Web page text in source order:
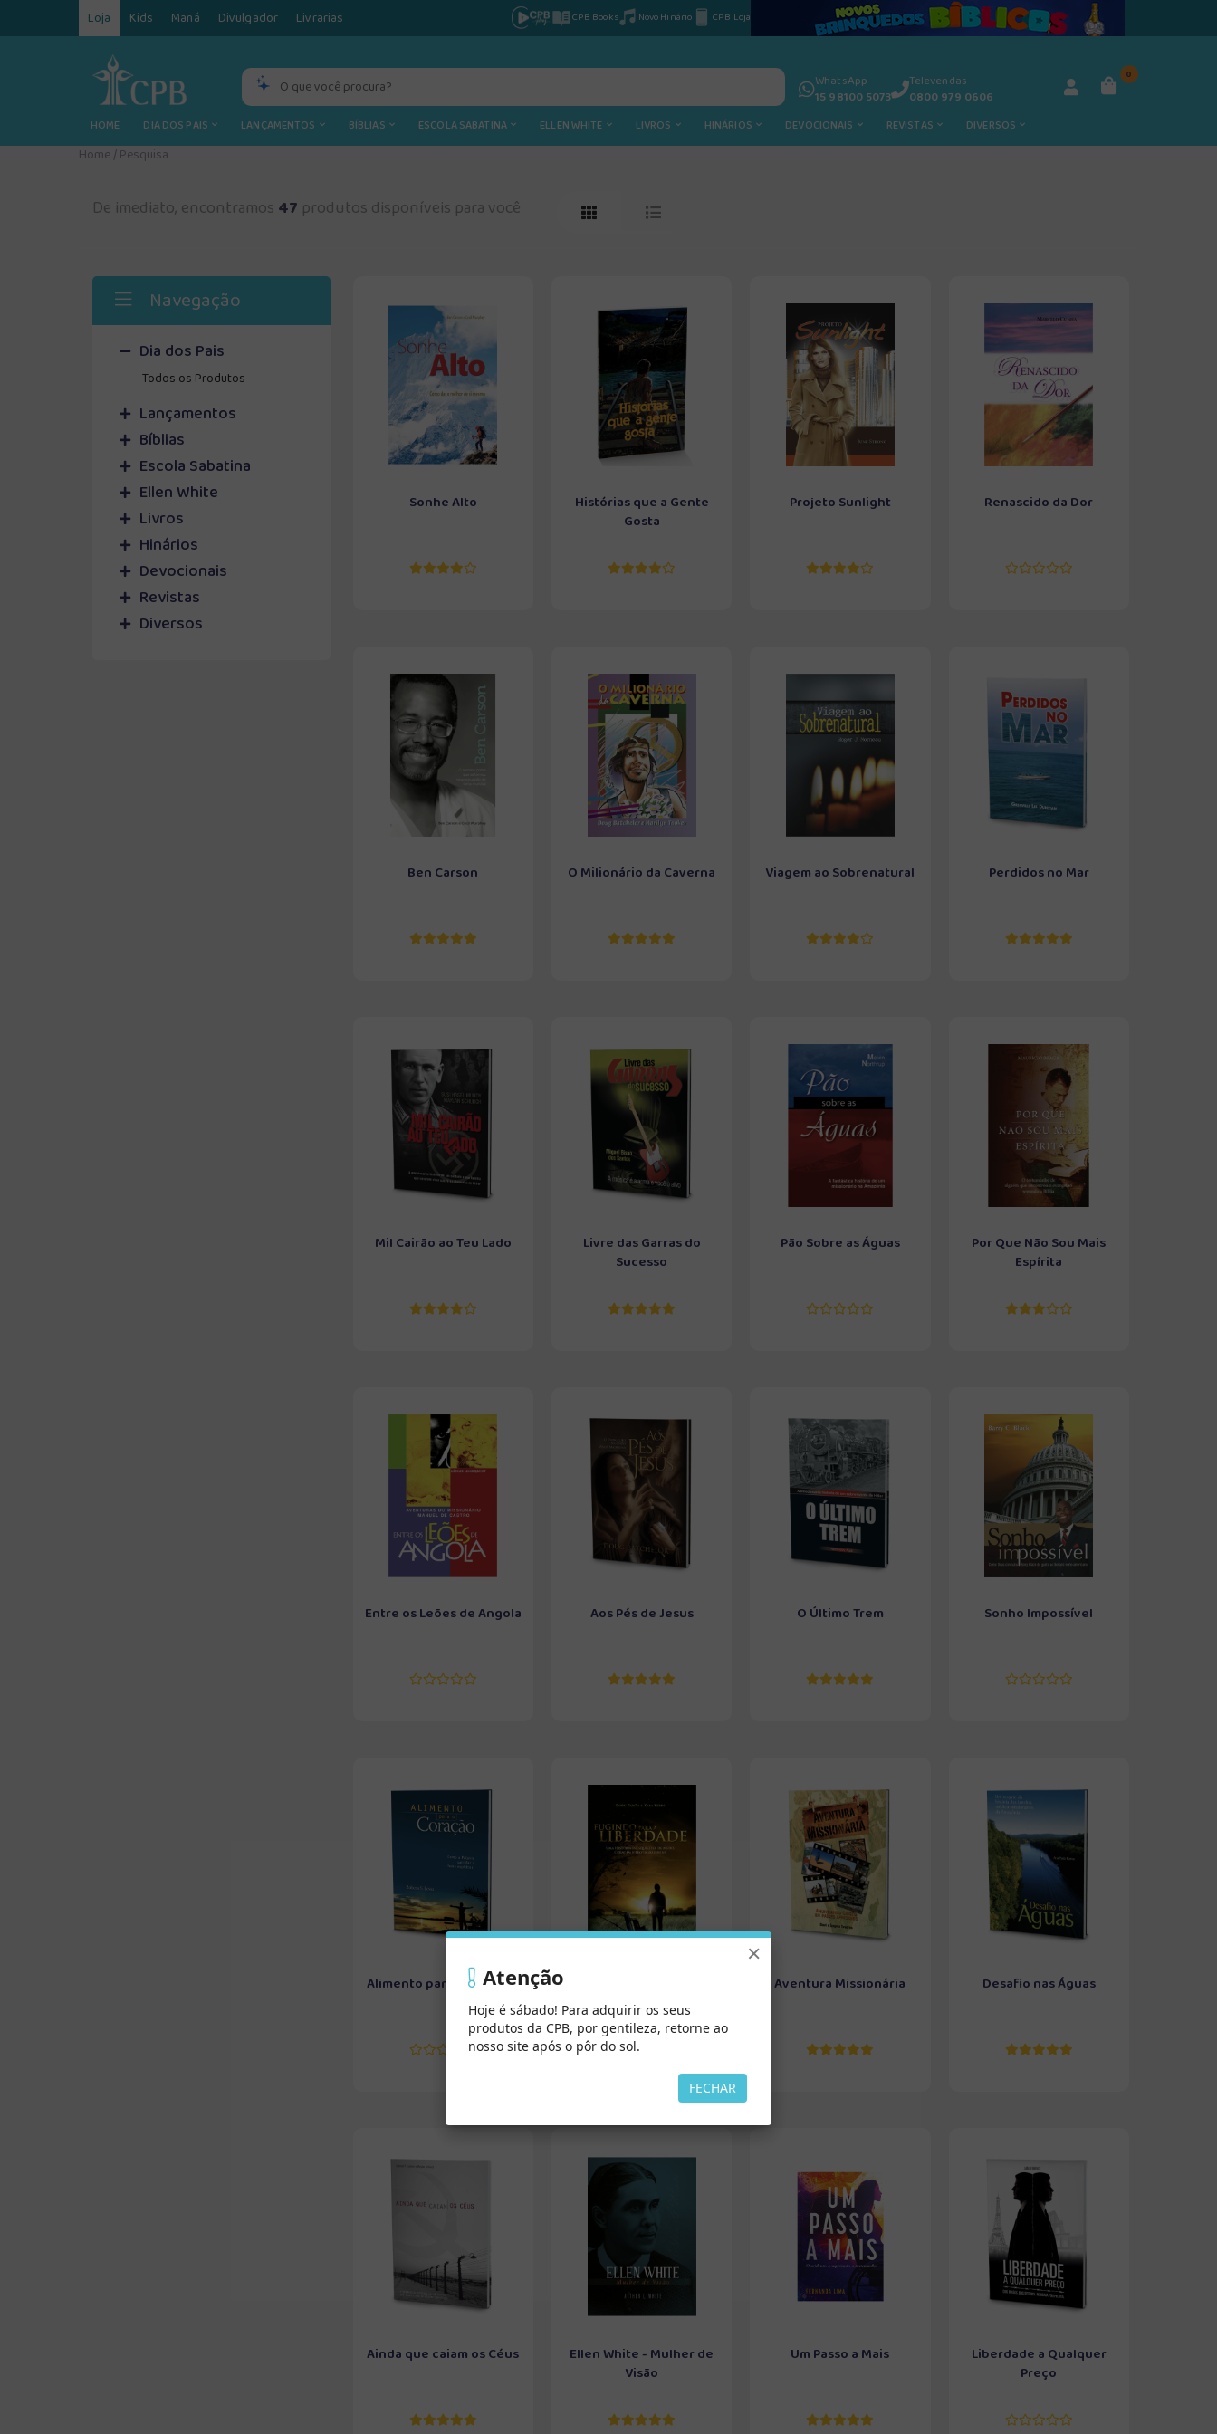
Loja Kids Maná Divulgador Livrarias CPB Books Novo Hinário CPB Loja
WhatsApp
15 98100 5073
Televendas
0800 979 0606
0
HOME DIA DOS PAIS LANÇAMENTOS BÍBLIAS ESCOLA SABATINA ELLEN WHITE LIVROS HINÁRIOS DEVOCIONAIS REVISTAS DIVERSOS
Home /Pesquisa
De imediato, encontramos 47 produtos disponíveis para você
Navegação
Dia dos Pais
Todos os Produtos
Lançamentos
Bíblias
Escola Sabatina
Ellen White
Livros
Hinários
Devocionais
Revistas
Diversos
Sonhe Alto
Histórias que a Gente
Gosta
Projeto Sunlight Renascido da Dor
Ben Carson O Milionário da Caverna Viagem ao Sobrenatural Perdidos no Mar
Mil Cairão ao Teu Lado
Livre das Garras do
Sucesso
Pão Sobre as Águas
Por Que Não Sou Mais
Espírita
Entre os Leões de Angola Aos Pés de Jesus O Último Trem Sonho Impossível
Alimento para o Coração Fugindo para a Liberdade Aventura Missionária Desafio nas Águas
Ainda que caiam os Céus
Ellen White - Mulher de
Visão
Um Passo a Mais
Liberdade a Qualquer
Preço
×
Atenção
Hoje é sábado! Para adquirir os seus
produtos da CPB, por gentileza, retorne ao
nosso site após o pôr do sol.
FECHAR